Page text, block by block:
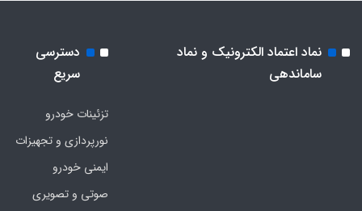
نماد اعتماد الکترونیک و نماد
ساماندهی
دسترسی
سریع
تزئینات خودرو
نورپردازی و تجهیزات
ایمنی خودرو
صوتی و تصویری